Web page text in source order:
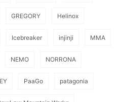
GREGORY Helinox
Icebreaker injinji MMA
NEMO NORRONA
PaaGo patagonia